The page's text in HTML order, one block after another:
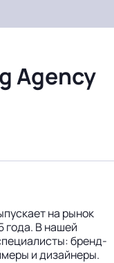
Agency
на рынок
года. В нашей
бренд-
и дизайнеры.